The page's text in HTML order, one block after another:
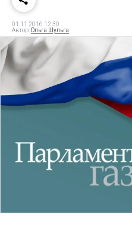
01.11.2016 12:30
Автор:Ольга Шульга